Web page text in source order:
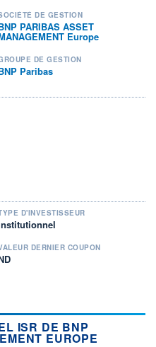
DE GESTION
PARIBAS ASSET
Europe
DE GESTION
Paribas
D'INVESTISSEUR
DERNIER COUPON
ISR DE BNP
EUROPE